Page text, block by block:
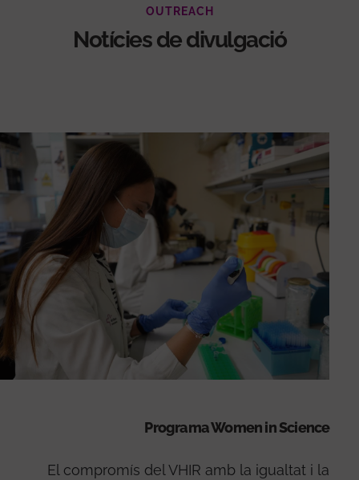
OUTREACH
Notícies de divulgació
Programa Women in Science
El compromís del VHIR amb la igualtat i la